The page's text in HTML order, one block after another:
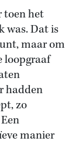
toen het
was. Dat is
maar om
loopgraaf
hadden
zo
manier